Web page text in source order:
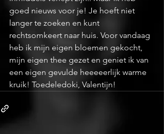
goed nieuws voor je! Je hoeft niet
langer te zoeken en kunt
rechtsomkeert naar huis. Voor vandaag
heb ik mijn eigen bloemen gekocht,
mijn eigen thee gezet en geniet ik van
een eigen gevulde heeeeerlijk warme
kruik! Toedeledoki, Valentijn!